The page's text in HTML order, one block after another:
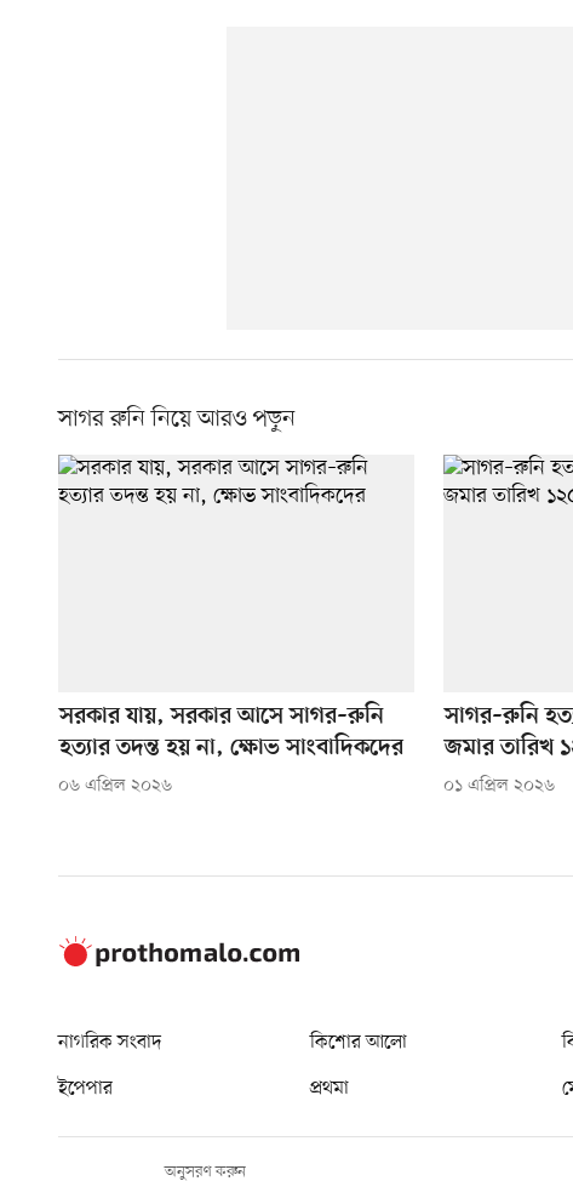
সাগর রুনি নিয়ে আরও পড়ুন
সরকার যায়, সরকার আসে সাগর–রুনি
হত্যার তদন্ত হয় না, ক্ষোভ সাংবাদিকদের
০৬ এপ্রিল ২০২৬
সাগর–রুনি
জমার তারিখ
০১ এপ্রিল ২০২৬
নাগরিক সংবাদ কিশোর আলো
ইপেপার
প্রথমা
অনুসরণ করুন